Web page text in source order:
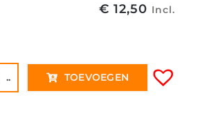
€ 12,50 Incl.
.. TOEVOEGEN